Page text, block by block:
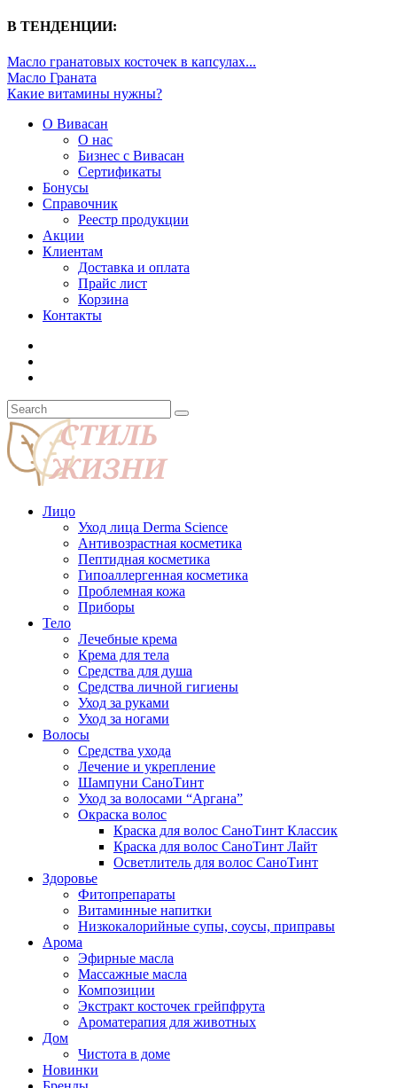
В ТЕНДЕНЦИИ:
Масло гранатовых косточек в капсулах...
Масло Граната
Какие витамины нужны?
О Вивасан
О нас
Бизнес с Вивасан
Сертификаты
Бонусы
Справочник
Реестр продукции
Акции
Клиентам
Доставка и оплата
Прайс лист
Корзина
Контакты
Лицо
Уход лица Derma Science
Антивозрастная косметика
Пептидная косметика
Гипоаллергенная косметика
Проблемная кожа
Приборы
Тело
Лечебные крема
Крема для тела
Средства для душа
Средства личной гигиены
Уход за руками
Уход за ногами
Волосы
Средства ухода
Лечение и укрепление
Шампуни СаноТинт
Уход за волосами “Аргана”
Окраска волос
Краска для волос СаноТинт Классик
Краска для волос СаноТинт Лайт
Осветлитель для волос СаноТинт
Здоровье
Фитопрепараты
Витаминные напитки
Низкокалорийные супы, соусы, приправы
Арома
Эфирные масла
Массажные масла
Композиции
Экстракт косточек грейпфрута
Ароматерапия для животных
Дом
Чистота в доме
Новинки